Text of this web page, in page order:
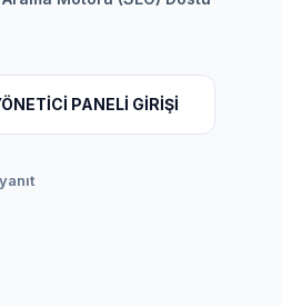
PANELİ GİRİŞİ